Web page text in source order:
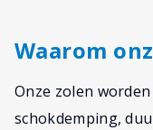
Waarom
Onze zolen
schokdemping,